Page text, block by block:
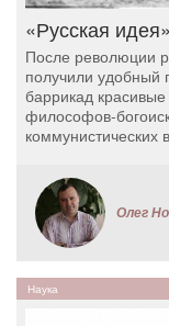
«Русская
После революции
получили удобный
баррикад красивые
философов-
Олег
Наука